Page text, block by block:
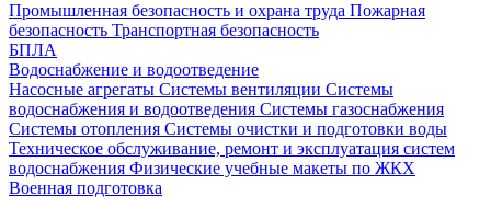
Промышленная безопасность и охрана труда Пожарная
безопасность Транспортная безопасность
БПЛА
Водоснабжение и водоотведение
Насосные агрегаты Системы вентиляции Системы
водоснабжения и водоотведения Системы газоснабжения
Системы отопления Системы очистки и подготовки воды
Техническое обслуживание, ремонт и эксплуатация систем
водоснабжения Физические учебные макеты по ЖКХ
Военная подготовка